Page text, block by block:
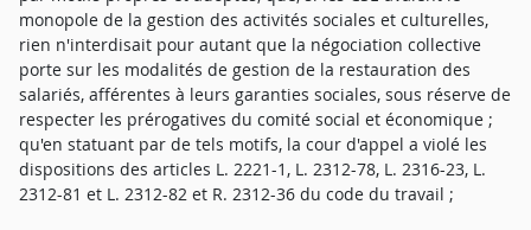
monopole de la gestion des activités sociales et culturelles,
rien n'interdisait pour autant que la négociation collective
porte sur les modalités de gestion de la restauration des
salariés, afférentes à leurs garanties sociales, sous réserve de
respecter les prérogatives du comité social et économique ;
qu'en statuant par de tels motifs, la cour d'appel a violé les
dispositions des articles L. 2221-1, L. 2312-78, L. 2316-23, L.
2312-81 et L. 2312-82 et R. 2312-36 du code du travail ;